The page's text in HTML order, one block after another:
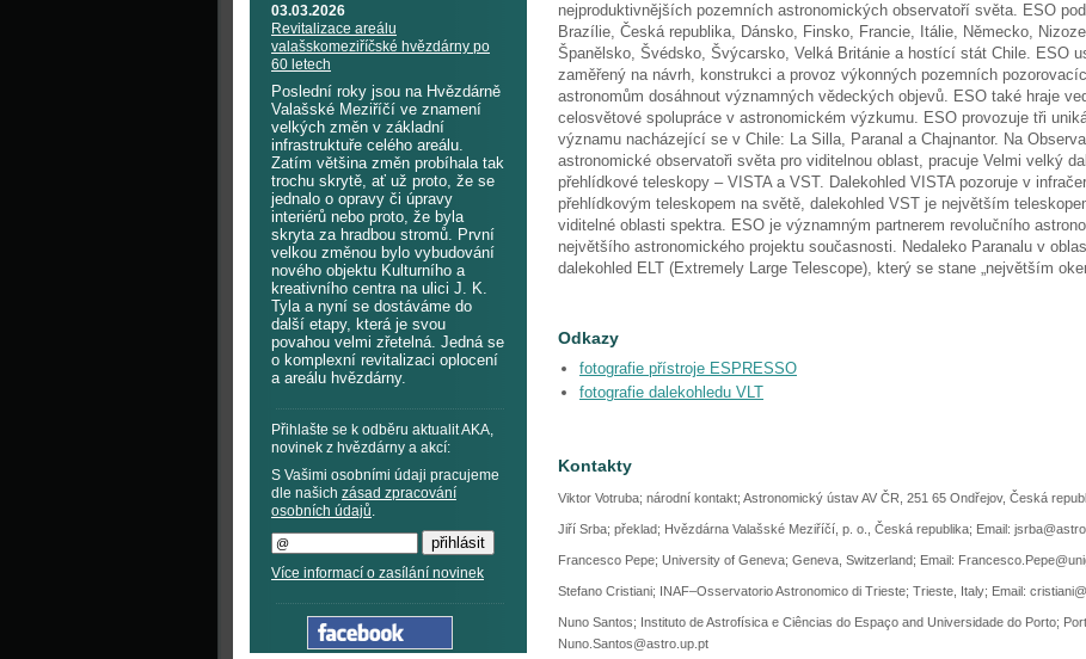
03.03.2026
Revitalizace areálu
valašskomeziříčské hvězdárny po
60 letech
Poslední roky jsou na Hvězdárně
Valašské Meziříčí ve znamení
velkých změn v základní
infrastruktuře celého areálu.
Zatím většina změn probíhala tak
trochu skrytě, ať už proto, že se
jednalo o opravy či úpravy
interiérů nebo proto, že byla
skryta za hradbou stromů. První
velkou změnou bylo vybudování
nového objektu Kulturního a
kreativního centra na ulici J. K.
Tyla a nyní se dostáváme do
další etapy, která je svou
povahou velmi zřetelná. Jedná se
o komplexní revitalizaci oplocení
a areálu hvězdárny.
Přihlašte se k odběru aktualit AKA,
novinek z hvězdárny a akcí:
S Vašimi osobními údaji pracujeme
dle našich zásad zpracování
osobních údajů.
Více informací o zasílání novinek
nejproduktivnějších pozemních astronomických observatoří světa. ESO
Brazílie, Česká republika, Dánsko, Finsko, Francie, Itálie, Německo,
Španělsko, Švédsko, Švýcarsko, Velká Británie a hostící stát Chile. ESO
zaměřený na návrh, konstrukci a provoz výkonných pozemních
astronomům dosáhnout významných vědeckých objevů. ESO také hraje
celosvětové spolupráce v astronomickém výzkumu. ESO provozuje tři
významu nacházející se v Chile: La Silla, Paranal a Chajnantor. Na
astronomické observatoři světa pro viditelnou oblast, pracuje Velmi velký
přehlídkové teleskopy – VISTA a VST. Dalekohled VISTA pozoruje v
přehlídkovým teleskopem na světě, dalekohled VST je největším
viditelné oblasti spektra. ESO je významným partnerem revolučního
největšího astronomického projektu současnosti. Nedaleko Paranalu v
dalekohled ELT (Extremely Large Telescope), který se stane „největším
Odkazy
fotografie přístroje ESPRESSO
fotografie dalekohledu VLT
Kontakty
Viktor Votruba; národní kontakt; Astronomický ústav AV ČR, 251 65 Ondřejov, Česká
Jiří Srba; překlad; Hvězdárna Valašské Meziříčí, p. o., Česká republika; Email:
Francesco Pepe; University of Geneva; Geneva, Switzerland; Email:
Stefano Cristiani; INAF–Osservatorio Astronomico di Trieste; Trieste, Italy; Email:
Nuno Santos; Instituto de Astrofísica e Ciências do Espaço and Universidade do Porto;
Nuno.Santos@astro.up.pt